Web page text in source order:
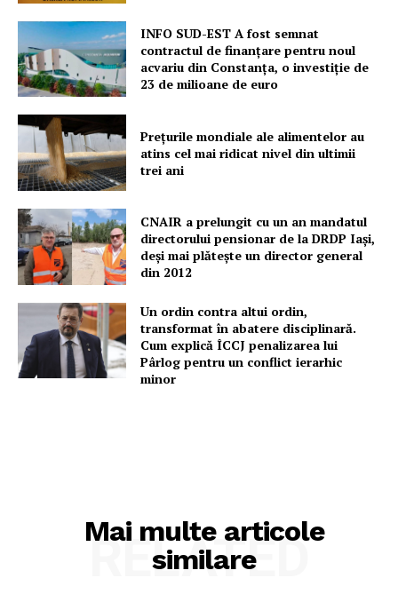
INFO SUD-EST A fost semnat
contractul de finanțare pentru noul
acvariu din Constanța, o investiție de
23 de milioane de euro
Prețurile mondiale ale alimentelor au
atins cel mai ridicat nivel din ultimii
trei ani
CNAIR a prelungit cu un an mandatul
directorului pensionar de la DRDP Iași,
deși mai plătește un director general
din 2012
Un ordin contra altui ordin,
transformat în abatere disciplinară.
Cum explică ÎCCJ penalizarea lui
Pârlog pentru un conflict ierarhic
minor
Mai multe articole
similare
RELATED